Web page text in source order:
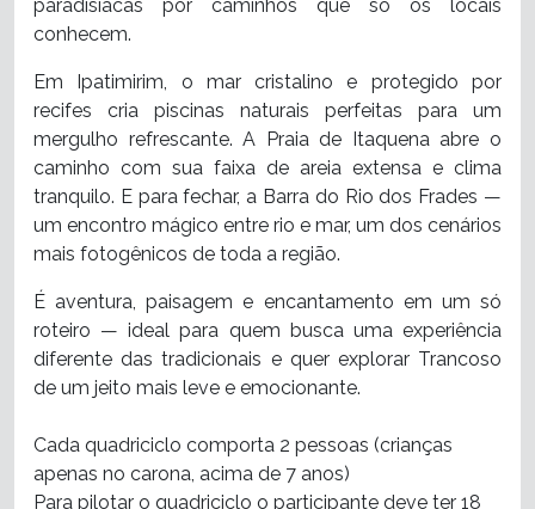
paradisíacas por caminhos que só os locais
conhecem.
Em Ipatimirim, o mar cristalino e protegido por
recifes cria piscinas naturais perfeitas para um
mergulho refrescante. A Praia de Itaquena abre o
caminho com sua faixa de areia extensa e clima
tranquilo. E para fechar, a Barra do Rio dos Frades —
um encontro mágico entre rio e mar, um dos cenários
mais fotogênicos de toda a região.
É aventura, paisagem e encantamento em um só
roteiro — ideal para quem busca uma experiência
diferente das tradicionais e quer explorar Trancoso
de um jeito mais leve e emocionante.
Cada quadriciclo comporta 2 pessoas (crianças
apenas no carona, acima de 7 anos)
Para pilotar o quadriciclo o participante deve ter 18